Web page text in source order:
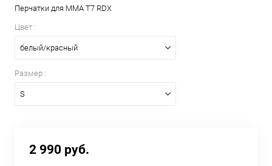
Перчатки для MMA T7 RDX
Цвет :
белый/красный
Размер :
S
2 990 руб.